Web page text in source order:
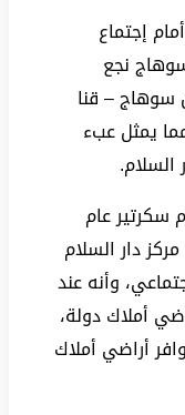
إجتماع
نجع
امتداد ١٦٠ كم من سوهاج – قنا
يمثل عبء
سكرتير عام
دار السلام
وأنه عند
أملاك دولة،
أراضي أملاك